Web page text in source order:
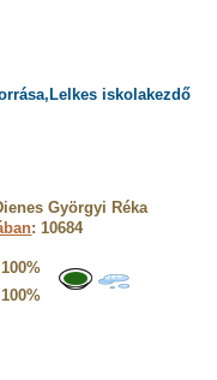
iskolakezdő
Györgyi Réka
: 10684
100%
100%